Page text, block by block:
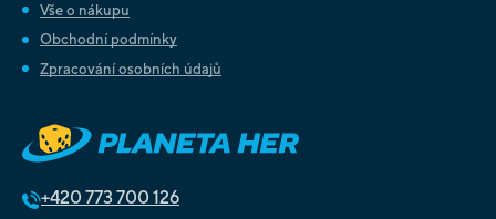
Vše o nákupu
Obchodní podmínky
Zpracování osobních údajů
+420 773 700 126